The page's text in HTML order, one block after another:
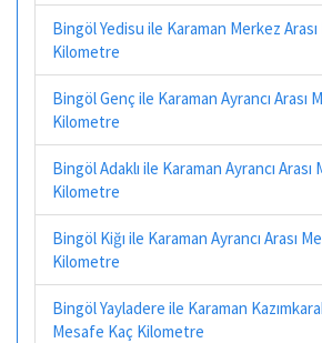
Bingöl Yedisu ile Karaman Merkez
Kilometre
Bingöl Genç ile Karaman Ayrancı Arası
Kilometre
Bingöl Adaklı ile Karaman Ayrancı Arası
Kilometre
Bingöl Kiğı ile Karaman Ayrancı Arası
Kilometre
Bingöl Yayladere ile Karaman
Mesafe Kaç Kilometre